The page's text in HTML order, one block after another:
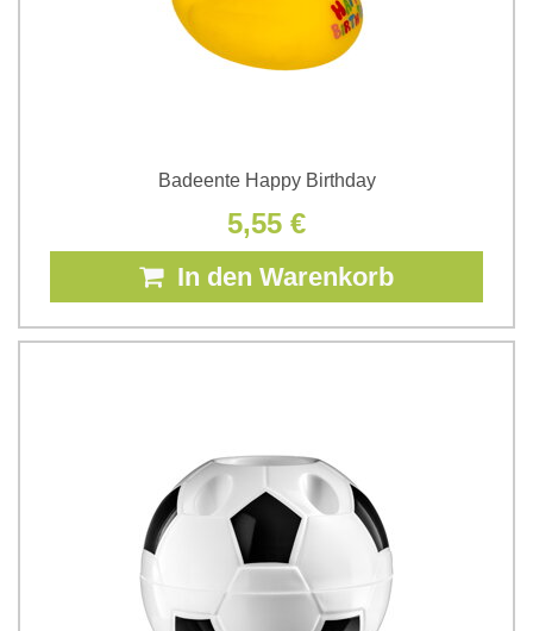
Badeente Happy Birthday
5,55 €
In den Warenkorb